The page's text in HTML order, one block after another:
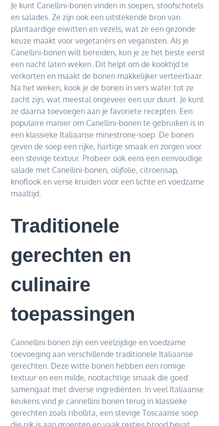
Je kunt Canellini-bonen vinden in soepen, stoofschotels
en salades. Ze zijn ook een uitstekende bron van
plantaardige eiwitten en vezels, wat ze een gezonde
keuze maakt voor vegetariërs en veganisten. Als je
Canellini-bonen wilt bereiden, kun je ze het beste eerst
een nacht laten weken. Dit helpt om de kooktijd te
verkorten en maakt de bonen makkelijker verteerbaar.
Na het weken, kook je de bonen in vers water tot ze
zacht zijn, wat meestal ongeveer een uur duurt. Je kunt
ze daarna toevoegen aan je favoriete recepten. Een
populaire manier om Canellini-bonen te gebruiken is in
een klassieke Italiaanse minestrone-soep. De bonen
geven de soep een rijke, hartige smaak en zorgen voor
een stevige textuur. Probeer ook eens een eenvoudige
salade met Canellini-bonen, olijfolie, citroensap,
knoflook en verse kruiden voor een lichte en voedzame
maaltijd.
Traditionele
gerechten en
culinaire
toepassingen
Cannellini bonen zijn een veelzijdige en voedzame
toevoeging aan verschillende traditionele Italiaanse
gerechten. Deze witte bonen hebben een romige
textuur en een milde, nootachtige smaak die goed
samengaat met diverse ingrediënten. In veel Italiaanse
keukens vind je cannellini bonen terug in klassieke
gerechten zoals ribollita, een stevige Toscaanse soep